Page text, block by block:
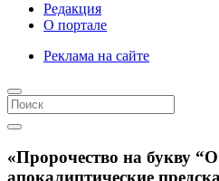
Редакция
О портале
Реклама на сайте
«Пророчество на букву
апокалиптические